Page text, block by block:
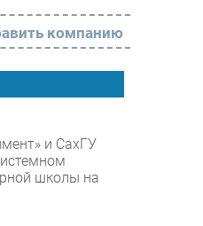
компанию
и СахГУ
школы на